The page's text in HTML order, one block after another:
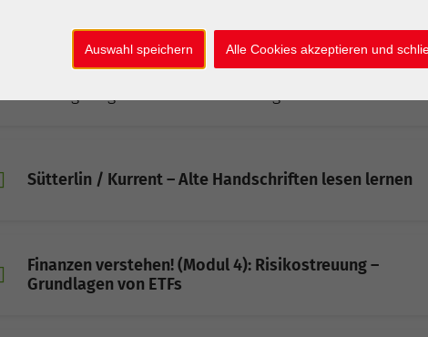
Klimalabor Alpen
Sütterlin / Kurrent – Alte Handschriften lesen lernen
Finanzen verstehen! (Modul 4): Risikostreuung –
Grundlagen von ETFs
Auswahl speichern Alle Cookies akzeptieren und